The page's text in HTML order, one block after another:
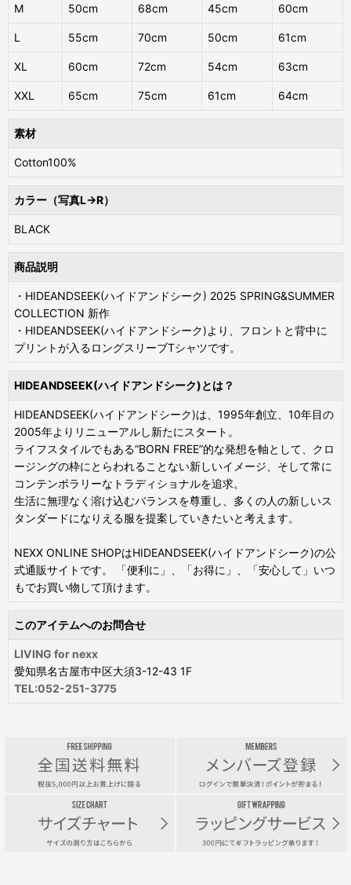
M 50cm 68cm 45cm 60cm
L 55cm 70cm 50cm 61cm
XL 60cm 72cm 54cm 63cm
XXL 65cm 75cm 61cm 64cm
素材
Cotton100%
カラー（写真L→R）
BLACK
商品説明
・HIDEANDSEEK(ハイドアンドシーク) 2025 SPRING&SUMMER
COLLECTION 新作
・HIDEANDSEEK(ハイドアンドシーク)より、フロントと背中に
プリントが入るロングスリーブTシャツです。
HIDEANDSEEK(ハイドアンドシーク)とは？
HIDEANDSEEK(ハイドアンドシーク)は、1995年創立、10年目の
2005年よりリニューアルし新たにスタート。
ライフスタイルでもある“BORN FREE”的な発想を軸として、クロ
ージングの枠にとらわれることない新しいイメージ、そして常に
コンテンポラリーなトラディショナルを追求。
生活に無理なく溶け込むバランスを尊重し、多くの人の新しいス
タンダードになりえる服を提案していきたいと考えます。
NEXX ONLINE SHOPはHIDEANDSEEK(ハイドアンドシーク)の公
式通販サイトです。 「便利に」、「お得に」、「安心して」いつ
もでお買い物して頂けます。
このアイテムへのお問合せ
LIVING for nexx
愛知県名古屋市中区大須3-12-43 1F
TEL:052-251-3775